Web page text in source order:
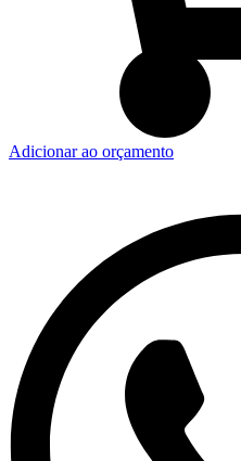
Adicionar ao orçamento